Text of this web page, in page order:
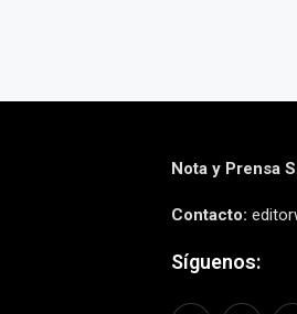
Nota y Prensa
Contacto:
Síguenos: